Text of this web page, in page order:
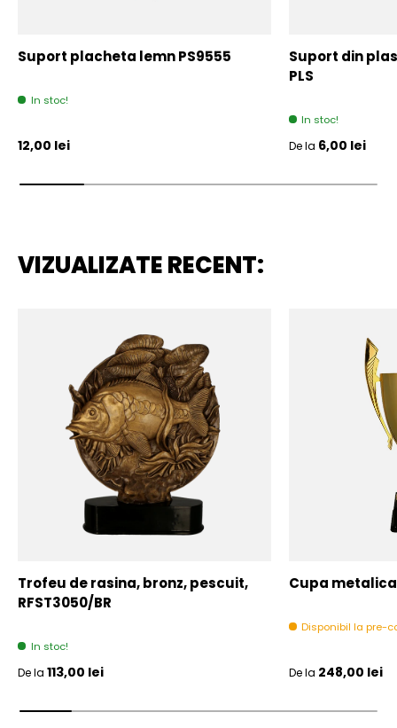
Suport placheta lemn PS9555
In stoc!
Pret initial
12,00 lei
Suport din
PLS
In stoc!
Pret initial
De la 6,00 lei
VIZUALIZATE RECENT:
Trofeu de rasina, bronz, pescuit,
RFST3050/BR
In stoc!
Pret initial
De la 113,00 lei
Cupa
Disponibil la pre-
Pret initial
De la 248,00 lei